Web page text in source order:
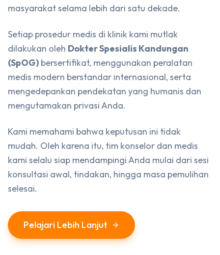
masyarakat selama lebih dari satu dekade.
Setiap prosedur medis di klinik kami mutlak
dilakukan oleh Dokter Spesialis Kandungan
(SpOG) bersertifikat, menggunakan peralatan
medis modern berstandar internasional, serta
mengedepankan pendekatan yang humanis dan
mengutamakan privasi Anda.
Kami memahami bahwa keputusan ini tidak
mudah. Oleh karena itu, tim konselor dan medis
kami selalu siap mendampingi Anda mulai dari sesi
konsultasi awal, tindakan, hingga masa pemulihan
selesai.
Pelajari Lebih Lanjut